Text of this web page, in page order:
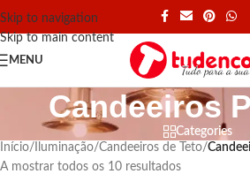
Skip to navigation
Skip to main content
MENU
Candeeiros
Categories
Início/ Iluminação/Candeeiros de Teto/
A mostrar todos os 10 resultados